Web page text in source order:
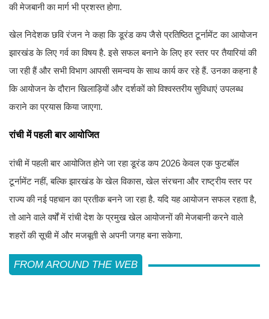
की मेजबानी का मार्ग भी प्रशस्त होगा.
खेल निदेशक छवि रंजन ने कहा कि डूरंड कप जैसे प्रतिष्ठित टूर्नामेंट का आयोजन
झारखंड के लिए गर्व का विषय है. इसे सफल बनाने के लिए हर स्तर पर तैयारियां की
जा रही हैं और सभी विभाग आपसी समन्वय के साथ कार्य कर रहे हैं. उनका कहना है
कि आयोजन के दौरान खिलाड़ियों और दर्शकों को विश्वस्तरीय सुविधाएं उपलब्ध
कराने का प्रयास किया जाएगा.
रांची में पहली बार आयोजित
रांची में पहली बार आयोजित होने जा रहा डूरंड कप 2026 केवल एक फुटबॉल
टूर्नामेंट नहीं, बल्कि झारखंड के खेल विकास, खेल संरचना और राष्ट्रीय स्तर पर
राज्य की नई पहचान का प्रतीक बनने जा रहा है. यदि यह आयोजन सफल रहता है,
तो आने वाले वर्षों में रांची देश के प्रमुख खेल आयोजनों की मेजबानी करने वाले
शहरों की सूची में और मजबूती से अपनी जगह बना सकेगा.
FROM AROUND THE WEB